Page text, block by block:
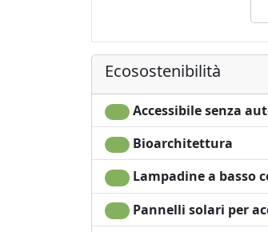
Ecosostenibilità
Accessibile senza
Bioarchitettura
Lampadine a basso
Pannelli solari per